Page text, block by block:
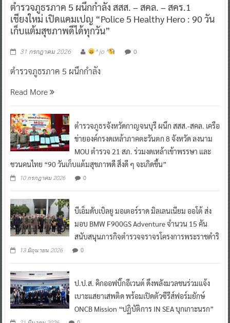
ตำรวจภูธรภาค 5 ผนึกกำลัง สสส. – สคล. – สคร.1
เชียงใหม่ เปิดแคมเปญ “Police 5 Healthy Hero : 90 วัน
เก็บแต้มสุขภาพดีได้ทุกวัน”
31 กรกฎาคม 2026 ^ jo ^ 0
ตำรวจภูธรภาค 5 ผนึกกำลัง
Read More
ตำรวจภูธรจังหวัดกาญจนบุรี ผนึก สสส.-สคล. เครือ
ข่ายองค์กรงดเหล้าภาคตะวันตก 8 จังหวัด ลงนาม
MOU ตำรวจ 21 สภ. ร่วมงดเหล้าเข้าพรรษา และ
ชวนคนไทย “90 วันเก็บแต้มสุขภาพดี สิ่งดี ๆ จะเกิดขึ้น”
10 กรกฎาคม 2026 0
บีเอ็มดับเบิลยู มอเตอร์ราด มิลเลนเนียม ออโต้ ส่ง
มอบ BMW F900GS Adventure จำนวน 15 คัน
สนับสนุนภารกิจตำรวจจราจรโครงการพระราชดำริ
13 มิถุนายน 2026 0
ป.ป.ส. คิกออฟบิ๊กอีเวนต์ ดึงพลังมวลชนร่วมแจ้ง
เบาะแสยาเสพติด พร้อมเปิดตัวซีรีส์ฟอร์มยักษ์
ONCB Mission “ปฏิบัติการ IN SEA บุกเกาะนรก”